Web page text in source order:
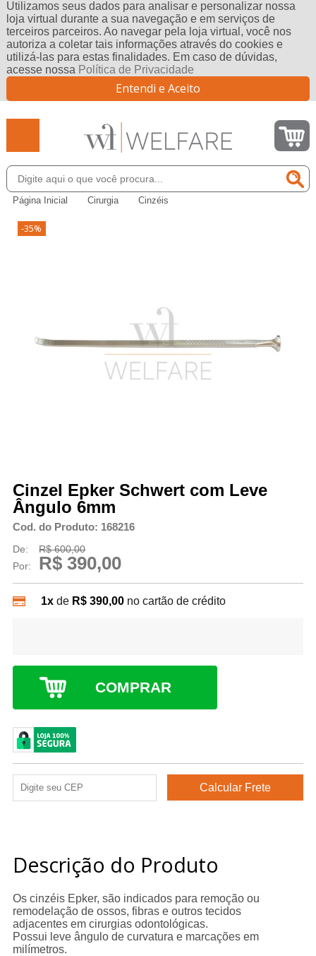
Utilizamos seus dados para analisar e personalizar nossa
loja virtual durante a sua navegação e em serviços de
terceiros parceiros. Ao navegar pela loja virtual, você nos
autoriza a coletar tais informações através do cookies e
utilizá-las para estas finalidades. Em caso de dúvidas,
acesse nossa Política de Privacidade
Entendi e Aceito
Página Inicial Cirurgia Cinzéis
-35%
Cinzel Epker Schwert com Leve
Ângulo 6mm
Cod. do Produto: 168216
De:
R$ 600,00
Por:
R$ 390,00
1xde R$ 390,00 no cartão de crédito
COMPRAR
Descrição do Produto
Os cinzéis Epker, são indicados para remoção ou
remodelação de ossos, fibras e outros tecidos
adjacentes em cirurgias odontológicas.
Possui leve ângulo de curvatura e marcações em
milímetros.